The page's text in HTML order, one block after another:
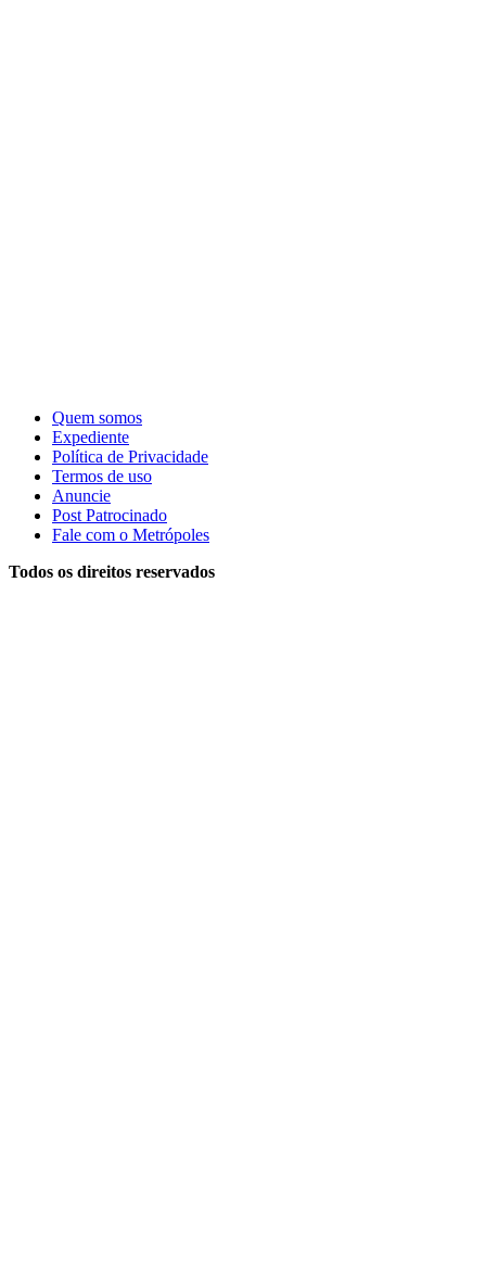
Quem somos
Expediente
Política de Privacidade
Termos de uso
Anuncie
Post Patrocinado
Fale com o Metrópoles
Todos os direitos reservados